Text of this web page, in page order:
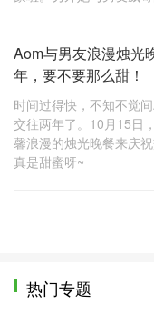
Aom与男友浪漫烛光
年，要不要那么甜！
时间过得快，不知不觉
交往两年了。10月15日
馨浪漫的烛光晚餐来庆
真是甜蜜呀~
热门专题